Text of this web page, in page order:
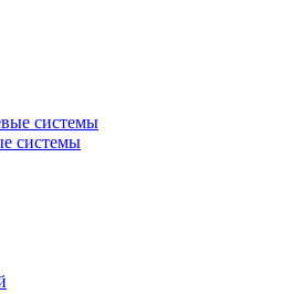
системы